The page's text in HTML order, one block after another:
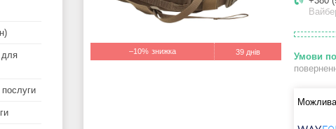
–10% 39 днів
для
послуги